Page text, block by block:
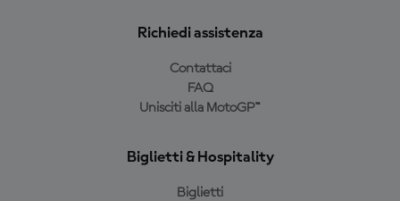
Richiedi assistenza
Contattaci
FAQ
Unisciti alla MotoGP™
Biglietti & Hospitality
Biglietti